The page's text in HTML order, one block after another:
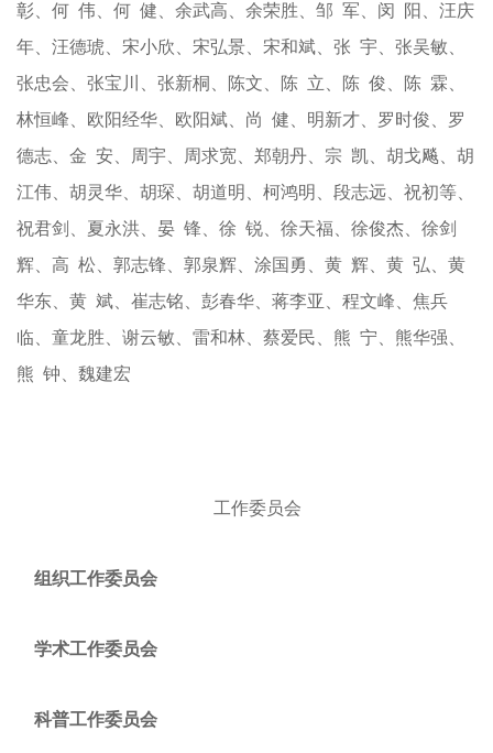
彰、何 伟、何 健、余武高、余荣胜、邹 军、闵 阳、汪庆
年、汪德琥、宋小欣、宋弘景、宋和斌、张 宇、张吴敏、
张忠会、张宝川、张新桐、陈文、陈 立、陈 俊、陈 霖、
林恒峰、欧阳经华、欧阳斌、尚 健、明新才、罗时俊、罗
德志、金 安、周宇、周求宽、郑朝丹、宗 凯、胡戈飚、胡
江伟、胡灵华、胡琛、胡道明、柯鸿明、段志远、祝初等、
祝君剑、夏永洪、晏 锋、徐 锐、徐天福、徐俊杰、徐剑
辉、高 松、郭志锋、郭泉辉、涂国勇、黄 辉、黄 弘、黄
华东、黄 斌、崔志铭、彭春华、蒋李亚、程文峰、焦兵
临、童龙胜、谢云敏、雷和林、蔡爱民、熊 宁、熊华强、
熊 钟、魏建宏
工作委员会
组织工作委员会
学术工作委员会
科普工作委员会